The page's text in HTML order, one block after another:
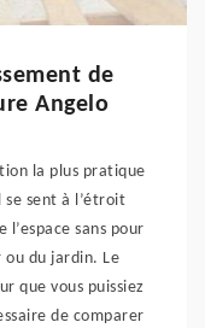
de
Angelo
la plus pratique
se sent à l’étroit
sans pour
du jardin. Le
que vous puissiez
de comparer